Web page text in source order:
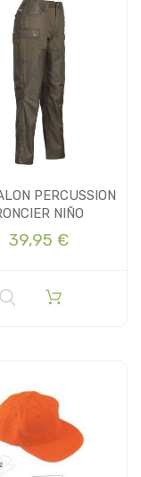
PERCUSSION
NIÑO
39,95 €